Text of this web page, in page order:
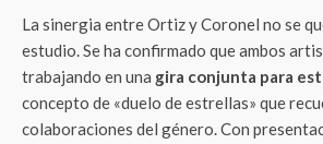
La sinergia entre Ortiz y Coronel no se
estudio. Se ha confirmado que ambos
trabajando en una gira conjunta para
concepto de «duelo de estrellas» que
colaboraciones del género. Con